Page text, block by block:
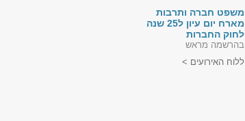
משפט חברה ותרבות
מארח יום עיון ל25 שנה
לחוק החברות
בהרשמה מראש
ללוח האירועים >